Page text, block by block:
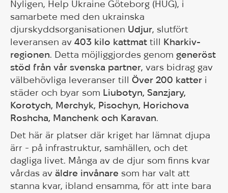
Nyligen, Help Ukraine Göteborg (HUG), i
samarbete med den ukrainska
djurskyddsorganisationen Udjur , slutfört
leveransen av 403 kilo kattmat till Kharkiv-
regionen . Detta möjliggjordes genom generöst
stöd från vår svenska partner , vars bidrag gav
välbehövliga leveranser till Över 200 katter i
städer och byar som Liubotyn, Sanzjary,
Korotych, Merchyk, Pisochyn, Horichova
Roshcha, Manchenk och Karavan
Det här är platser där kriget har lämnat djupa
ärr - på infrastruktur, samhällen, och det
dagliga livet. Många av de djur som finns kvar
vårdas av äldre invånare som har valt att
stanna kvar, ibland ensamma, för att inte bara